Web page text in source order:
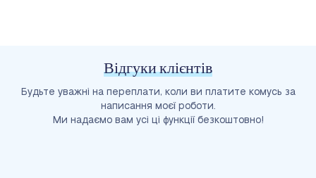
Відгуки клієнтів
Будьте уважні на переплати, коли ви платите комусь за
написання моєї роботи.
Ми надаємо вам усі ці функції безкоштовно!